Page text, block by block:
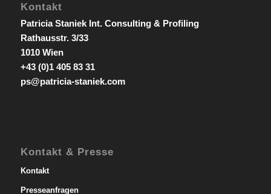
Kontakt
Patricia Staniek Int. Consulting & Profiling
Rathausstr. 3/33
1010 Wien
+43 (0)1 405 83 31
ps@patricia-staniek.com
Kontakt & Presse
Kontakt
Presseanfragen